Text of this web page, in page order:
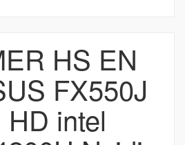
HS EN
FX550J
intel